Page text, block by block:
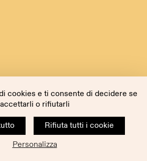
cookies e ti consente di decidere se
accettarli o rifiutarli
Rifiuta tutti i cookie
Personalizza